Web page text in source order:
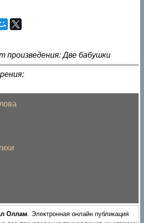
произведения: Две бабушки
Оллам . Электронная онлайн публикация